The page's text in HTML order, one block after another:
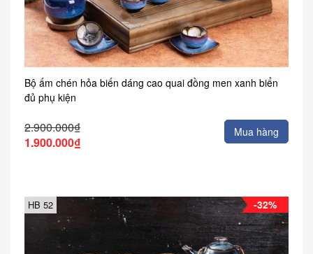
Bộ ấm chén hỏa biến dáng cao quai đồng men xanh biển
đủ phụ kiện
2.900.000₫
1.900.000₫
Mua hàng
-32%
HB 52